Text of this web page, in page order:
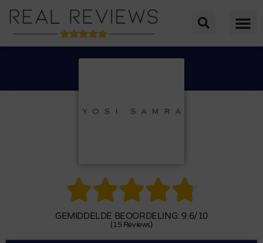

GEMIDDELDE BEOORDELING: 9.6/10
(15 Reviews)